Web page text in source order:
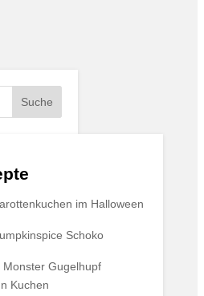
Suche
im Halloween
Schoko
Monster Gugelhupf
Kuchen